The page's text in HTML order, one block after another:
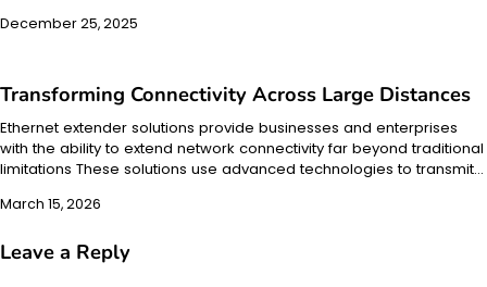
December 25, 2025
Transforming Connectivity Across Large Distances
Ethernet extender solutions provide businesses and enterprises
with the ability to extend network connectivity far beyond traditional
limitations These solutions use advanced technologies to transmit…
March 15, 2026
Leave a Reply